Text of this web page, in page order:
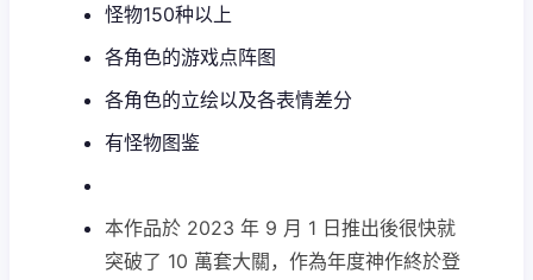
怪物150种以上
各角色的游戏点阵图
各角色的立绘以及各表情差分
有怪物图鉴
本作品於 2023 年 9 月 1 日推出後很快就
突破了 10 萬套大關，作為年度神作終於登